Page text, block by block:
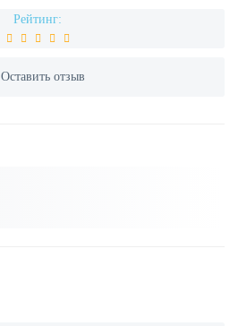
Рейтинг:
Оставить отзыв